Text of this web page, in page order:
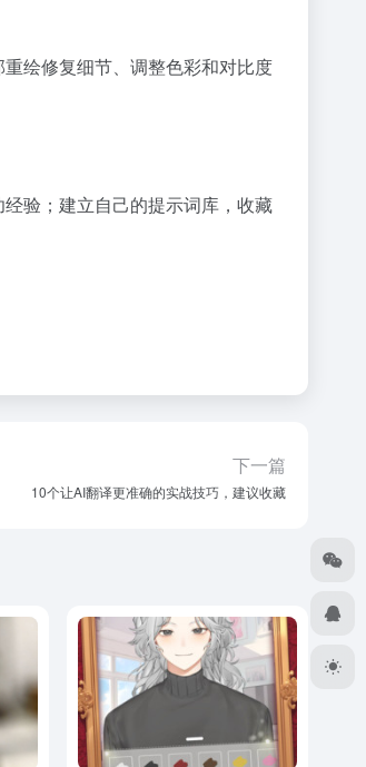
绘修复细节、调整色彩和对比度
验；建立自己的提示词库，收藏
下一篇
10个让AI翻译更准确的实战技巧，建议收藏